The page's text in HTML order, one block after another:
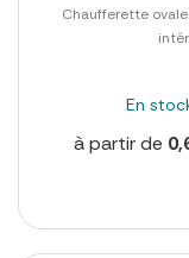
Chaufferette
En
à partir de